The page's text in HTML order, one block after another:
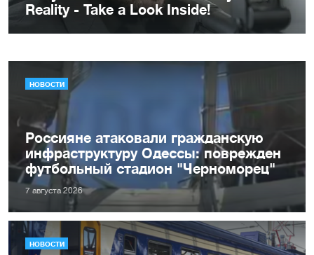
НОВОСТИ
Россияне атаковали гражданскую
инфраструктуру Одессы: поврежден
футбольный стадион "Черноморец"
7 августа 2026
НОВОСТИ